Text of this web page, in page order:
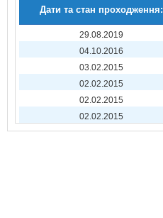
Дати та стан проходження:
29.08.2019
04.10.2016
03.02.2015
02.02.2015
02.02.2015
02.02.2015